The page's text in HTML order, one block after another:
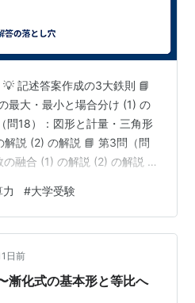
記述答案作成の3大鉄則 📘
最大・最小と場合分け (1) の
問18）：図形と計量・三角形
解説 (2) の解説 📘 第3問（問
融合 (1) の解説 (2) の解説 📘
条件付き確率の思考法 📘 第6
の超重要融合 (1) の解説 (2) の
総まとめ みなさん、こんに
力 #大学受験
日前
漸化式の基本形と等比へ